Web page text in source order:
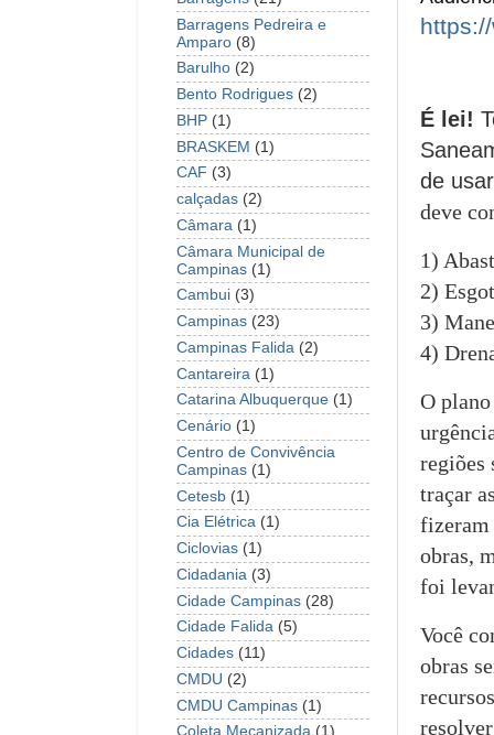
É lei!
de
deve
1)
2)
3)
4)
O plano
regiões
traçar
fizeram
obras,
foi
Você
obras
Barragens Pedreira e
Amparo (8)
Barulho (2)
Bento Rodrigues (2)
BHP (1)
BRASKEM (1)
CAF (3)
calçadas (2)
Câmara (1)
Câmara Municipal de
Campinas (1)
Cambui (3)
Campinas (23)
Campinas Falida (2)
Cantareira (1)
Catarina Albuquerque (1)
Cenário (1)
Centro de Convivência
Campinas (1)
Cetesb (1)
Cia Elétrica (1)
Ciclovias (1)
Cidadania (3)
Cidade Campinas (28)
Cidade Falida (5)
Cidades (11)
CMDU (2)
CMDU Campinas (1)
Coleta Mecanizada (1)